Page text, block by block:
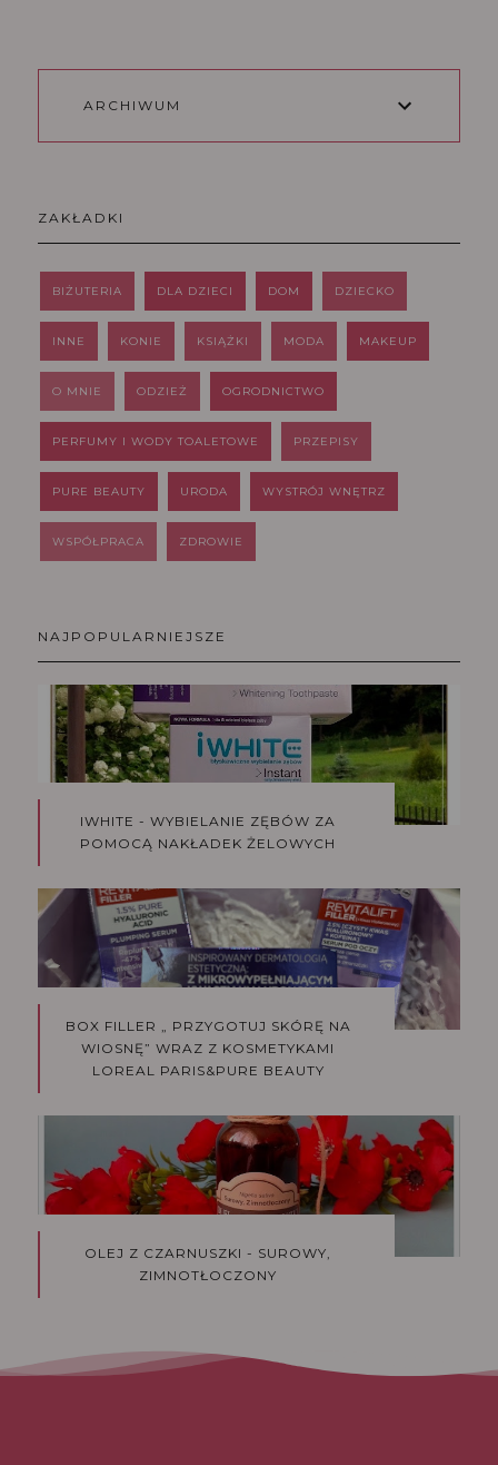
ARCHIWUM
ZAKŁADKI
BIŻUTERIA DLA DZIECI DOM DZIECKO
INNE KONIE KSIĄŻKI MODA MAKEUP
O MNIE ODZIEŻ OGRODNICTWO
PERFUMY I WODY TOALETOWE PRZEPISY
PURE BEAUTY URODA WYSTRÓJ WNĘTRZ
WSPÓŁPRACA ZDROWIE
NAJPOPULARNIEJSZE
IWHITE - WYBIELANIE ZĘBÓW ZA
POMOCĄ NAKŁADEK ŻELOWYCH
BOX FILLER „ PRZYGOTUJ SKÓRĘ NA
WIOSNĘ” WRAZ Z KOSMETYKAMI
LOREAL PARIS&PURE BEAUTY
OLEJ Z CZARNUSZKI - SUROWY,
ZIMNOTŁOCZONY